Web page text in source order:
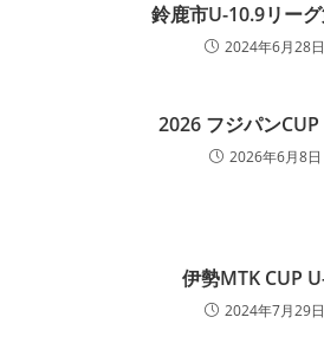
鈴鹿市U-10.9リー
2024年6月28日
2026 フジパンCUP
2026年6月8日
伊勢MTK CUP
2024年7月29日